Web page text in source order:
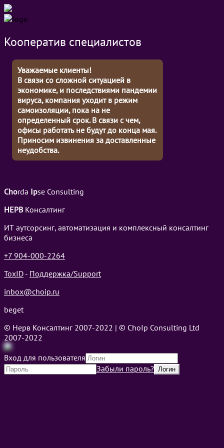
Кооператив специалистов
Уважаемые клиенты!
В связи со сложной ситуацией в
экономике, и последствиями пандемии
вируса, компания уходит в режим
самоизоляции, пока на не
определенный срок. В связи с чем,
офисы работать не будут до конца мая.
Приносим извинения за доставленные
неудобства.
Chorda Ipse Consulting
НЕРВ Консалтинг
ИТ аутсорсинг, автоматизация и комплексный консалтинг
бизнеса
+7 904-000-2264
ToxID - Поддержка/Support
inbox@choip.ru
beget
© Нерв Консалтинг 2007-2022 | © ChoIp Consulting Ltd
2007-2022
Вход для пользователя
Забыли пароль?